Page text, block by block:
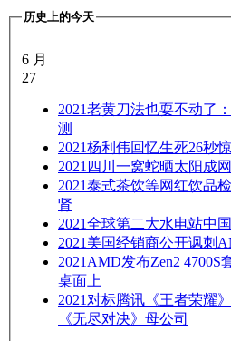
历史上的今天
6 月
27
2021老黄刀法也耍不动了
测
2021杨利伟回忆生死26秒
2021 四川一窝蛇晒太阳成
2021泰式茶饮等网红饮品
肾
2021全球第二大水电站中
2021 美国经销商公开讽刺
2021 AMD发布Zen2 4700S
桌面上
2021 对标腾讯《王者荣耀
《无尽对决》母公司